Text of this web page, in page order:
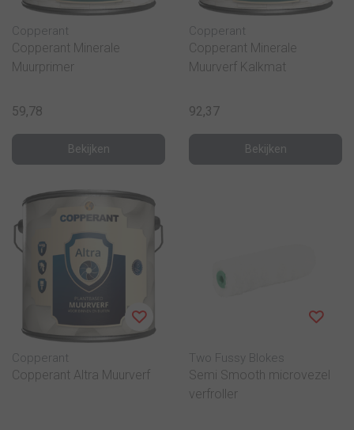
Copperant
Copperant Minerale
Muurprimer
59,78
Bekijken
Copperant
Copperant Minerale
Muurverf Kalkmat
92,37
Bekijken
Copperant
Copperant Altra Muurverf
Two Fussy Blokes
Semi Smooth microvezel
verfroller